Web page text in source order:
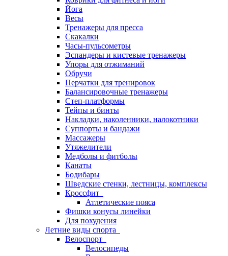
Йога
Весы
Тренажеры для пресса
Скакалки
Часы-пульсометры
Эспандеры и кистевые тренажеры
Упоры для отжиманий
Обручи
Перчатки для тренировок
Балансировочные тренажеры
Степ-платформы
Тейпы и бинты
Накладки, наколенники, налокотники
Суппорты и бандажи
Массажеры
Утяжелители
Медболы и фитболы
Канаты
Бодибары
Шведские стенки, лестницы, комплексы
Кроссфит
Атлетические пояса
Фишки конусы линейки
Для похудения
Летние виды спорта
Велоспорт
Велосипеды